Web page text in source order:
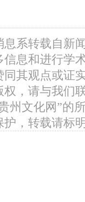
系转载自新
信息和进行学
其观点或证
，请与我们
州文化网”的
护，转载请标